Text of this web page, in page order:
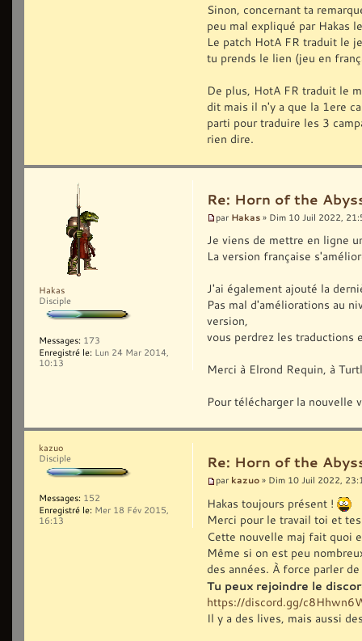
Sinon, concernant ta
peu mal expliqué par Hakas
Le patch HotA FR traduit le
tu prends le lien (jeu en
De plus, HotA FR traduit le
dit mais il n'y a que la 1ere
parti pour traduire les 3
rien dire.
Re: Horn of the
par Hakas » Dim 10 Juil 2022,
Je viens de mettre en ligne
La version française
J'ai également ajouté la
Pas mal d'améliorations au
version,
vous perdrez les traductions
Merci à Elrond Requin, à
Pour télécharger la
Hakas
Disciple
Messages: 173
Enregistré le: Lun 24 Mar 2014,
10:13
Re: Horn of the
par kazuo » Dim 10 Juil 2022,
Hakas toujours présent !
Merci pour le travail toi et
Cette nouvelle maj fait quoi
Même si on est peu
des années. À force parler
Tu peux rejoindre le
https://discord.gg/
Il y a des lives, mais aussi
kazuo
Disciple
Messages: 152
Enregistré le: Mer 18 Fév 2015,
16:13